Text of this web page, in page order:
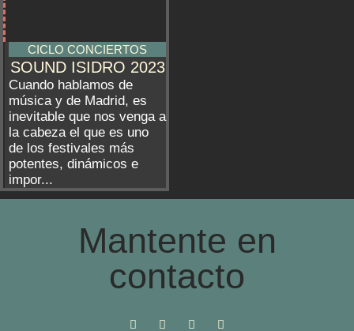
CICLO CONCIERTOS
SOUND ISIDRO 2023
Cuando hablamos de
música y de Madrid, es
inevitable que nos venga a
la cabeza el que es uno
de los festivales más
potentes, dinámicos e
impor...
Mantente en
contacto